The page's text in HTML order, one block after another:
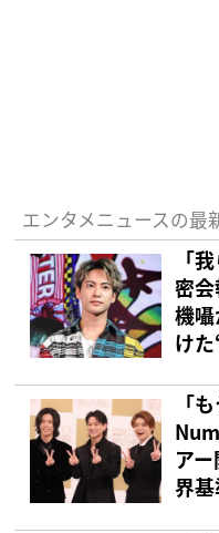
エンタメニュースの最
「
密
機
け
「
ア
界